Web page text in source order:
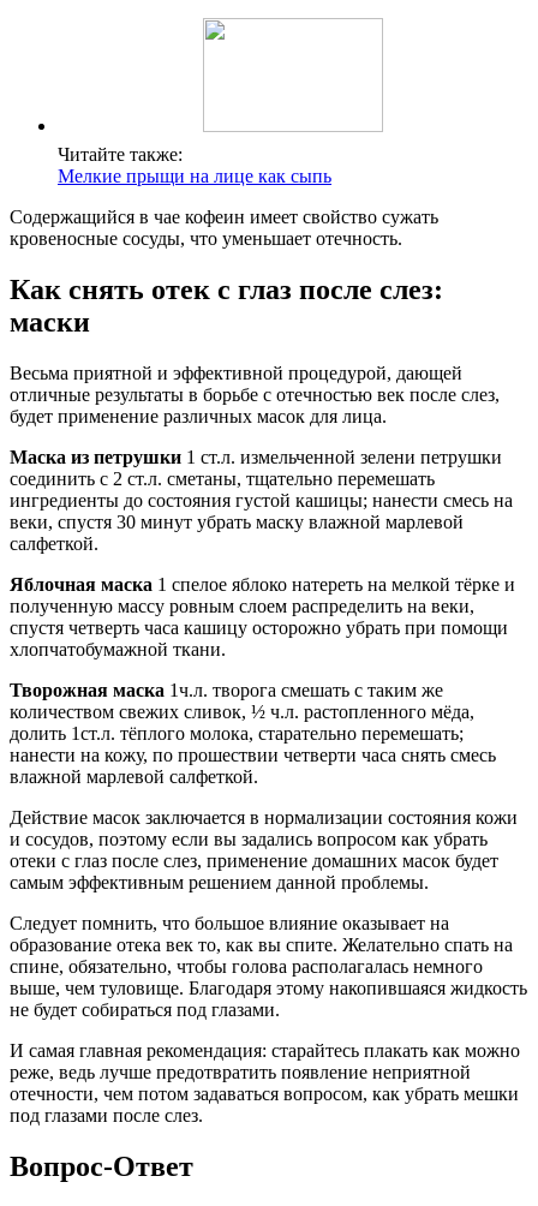
Читайте также:
Мелкие прыщи на лице как сыпь
Содержащийся в чае кофеин имеет свойство сужать
кровеносные сосуды, что уменьшает отечность.
Как снять отек с глаз после слез:
маски
Весьма приятной и эффективной процедурой, дающей
отличные результаты в борьбе с отечностью век после слез,
будет применение различных масок для лица.
Маска из петрушки 1 ст.л. измельченной зелени петрушки
соединить с 2 ст.л. сметаны, тщательно перемешать
ингредиенты до состояния густой кашицы; нанести смесь на
веки, спустя 30 минут убрать маску влажной марлевой
салфеткой.
Яблочная маска 1 спелое яблоко натереть на мелкой тёрке и
полученную массу ровным слоем распределить на веки,
спустя четверть часа кашицу осторожно убрать при помощи
хлопчатобумажной ткани.
Творожная маска 1ч.л. творога смешать с таким же
количеством свежих сливок, ½ ч.л. растопленного мёда,
долить 1ст.л. тёплого молока, старательно перемешать;
нанести на кожу, по прошествии четверти часа снять смесь
влажной марлевой салфеткой.
Действие масок заключается в нормализации состояния кожи
и сосудов, поэтому если вы задались вопросом как убрать
отеки с глаз после слез, применение домашних масок будет
самым эффективным решением данной проблемы.
Следует помнить, что большое влияние оказывает на
образование отека век то, как вы спите. Желательно спать на
спине, обязательно, чтобы голова располагалась немного
выше, чем туловище. Благодаря этому накопившаяся жидкость
не будет собираться под глазами.
И самая главная рекомендация: старайтесь плакать как можно
реже, ведь лучше предотвратить появление неприятной
отечности, чем потом задаваться вопросом, как убрать мешки
под глазами после слез.
Вопрос-Ответ